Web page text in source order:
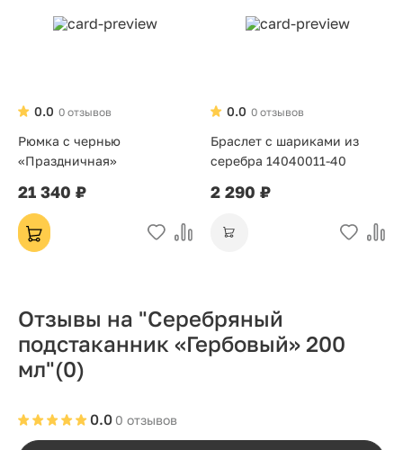
0 отзывов
0.0
Рюмка с чернью
«Праздничная»
21 340 ₽
0 отзывов
0.0
Браслет с шариками из
серебра 14040011-40
2 290 ₽
Отзывы на "Серебряный
подстаканник «Гербовый» 200
мл"(0)
0 отзывов
0.0